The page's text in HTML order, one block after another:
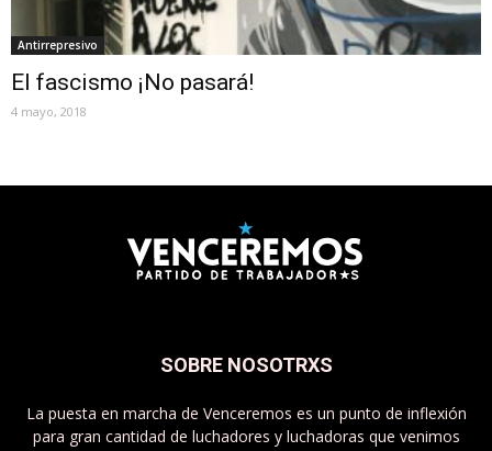
Antirrepresivo
El fascismo ¡No pasará!
4 mayo, 2018
SOBRE NOSOTRXS
La puesta en marcha de Venceremos es un punto de inflexión
para gran cantidad de luchadores y luchadoras que venimos